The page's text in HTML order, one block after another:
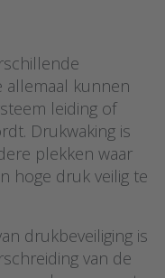
allemaal kunnen
leiding of
Drukwaking is
plekken waar
hoge druk veilig te
drukbeveiliging is
van de